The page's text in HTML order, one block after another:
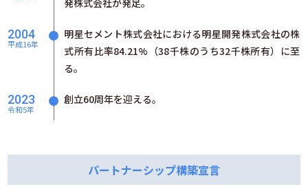
発株式会社が発足。
2004
平成16年
明星セメント株式会社における明星開発株式会社の株
式所有比率84.21%（38千株のうち32千株所有）に至
る。
2023
令和5年
創立60周年を迎える。
パートナーシップ構築宣言